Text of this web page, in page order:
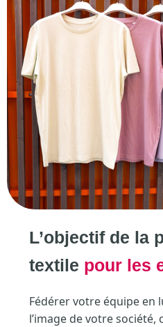
L’objectif de la
textile pour les
Fédérer votre équipe en
l’image de votre société,